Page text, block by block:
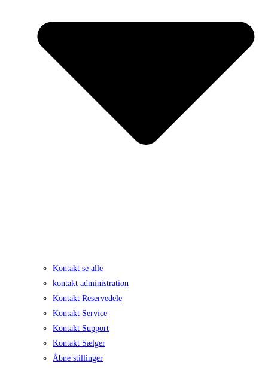
Kontakt se alle
kontakt administration
Kontakt Reservedele
Kontakt Service
Kontakt Support
Kontakt Sælger
Åbne stillinger